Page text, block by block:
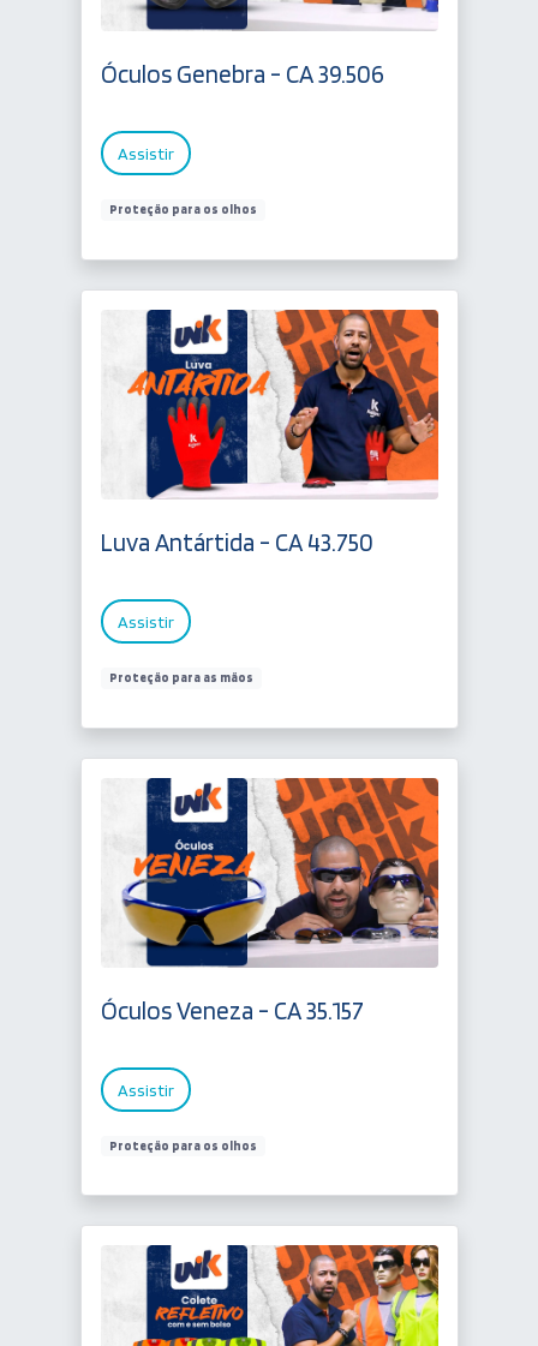
Óculos Genebra - CA 39.506
Assistir
Proteção para os olhos
Luva Antártida - CA 43.750
Assistir
Proteção para as mãos
Óculos Veneza - CA 35.157
Assistir
Proteção para os olhos